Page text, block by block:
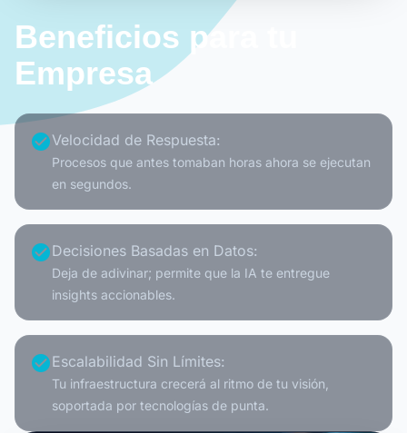
Beneficios para tu
Empresa
check_circleVelocidad de Respuesta:
Procesos que antes tomaban horas ahora se ejecutan
en segundos.
check_circleDecisiones Basadas en Datos:
Deja de adivinar; permite que la IA te entregue
insights accionables.
check_circleEscalabilidad Sin Límites:
Tu infraestructura crecerá al ritmo de tu visión,
soportada por tecnologías de punta.